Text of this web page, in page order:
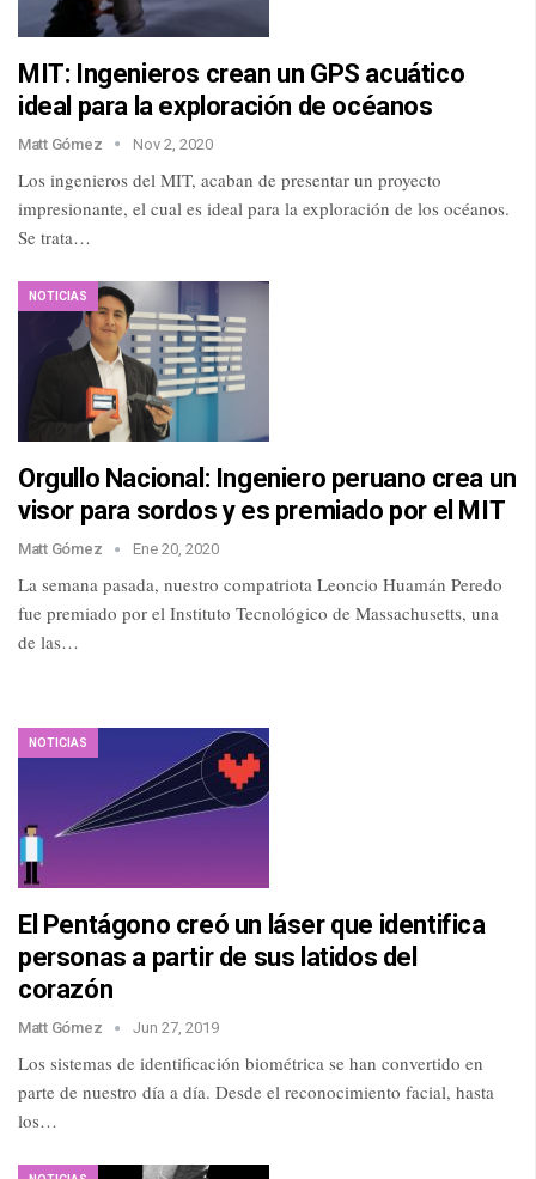
MIT: Ingenieros crean un GPS acuático
ideal para la exploración de océanos
Matt Gómez Nov 2, 2020
Los ingenieros del MIT, acaban de presentar un proyecto
impresionante, el cual es ideal para la exploración de los océanos.
Se trata…
NOTICIAS
Orgullo Nacional: Ingeniero peruano crea un
visor para sordos y es premiado por el MIT
Matt Gómez Ene 20, 2020
La semana pasada, nuestro compatriota Leoncio Huamán Peredo
fue premiado por el Instituto Tecnológico de Massachusetts, una
de las…
NOTICIAS
El Pentágono creó un láser que identifica
personas a partir de sus latidos del
corazón
Matt Gómez Jun 27, 2019
Los sistemas de identificación biométrica se han convertido en
parte de nuestro día a día. Desde el reconocimiento facial, hasta
los…